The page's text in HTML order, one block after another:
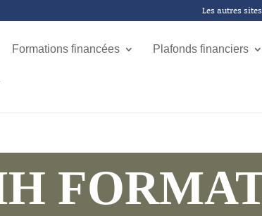
Les autres sites
Formations financées Plafonds financiers